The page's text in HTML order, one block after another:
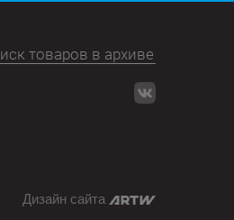
Дизайн сайта